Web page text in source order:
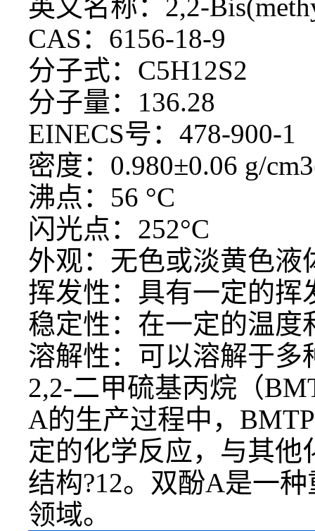
英文名称： 2,2-
CAS：6156-18-9
分子式： C5H12S2
分子量： 136.28
EINECS号：478-900-1
密度： 0.980±0.06 g/
沸点： 56 °C
闪光点： 252°C
外观：无色或淡黄色液
挥发性：具有一定的挥
稳定性：在一定的温度
溶解性：可以溶解于多
2,2-二甲硫基丙烷（
A的生产过程中，
定的化学反应，与其
结构?12。双酚A是一
领域。